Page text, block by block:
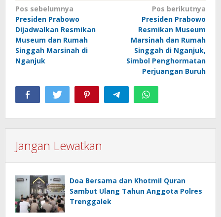
Navigasi
pos
Pos sebelumnya
Presiden Prabowo
Dijadwalkan Resmikan
Museum dan Rumah
Singgah Marsinah di
Nganjuk
Pos berikutnya
Presiden Prabowo
Resmikan Museum
Marsinah dan Rumah
Singgah di Nganjuk,
Simbol Penghormatan
Perjuangan Buruh
Jangan Lewatkan
Doa Bersama dan Khotmil Quran
Sambut Ulang Tahun Anggota Polres
Trenggalek